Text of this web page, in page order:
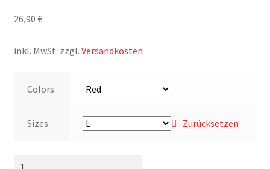
26,90 €
inkl. MwSt. zzgl. Versandkosten
Colors
Sizes Zurücksetzen